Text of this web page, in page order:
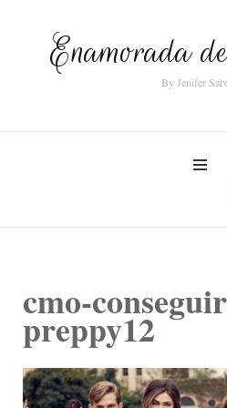
Enamorada
By Jenifer
cmo-
preppy12